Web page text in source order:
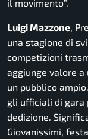
il movimento”.
Luigi Mazzone,
una stagione di
competizioni
aggiunge valore
un pubblico
gli ufficiali di gara
dedizione.
Giovanissimi,